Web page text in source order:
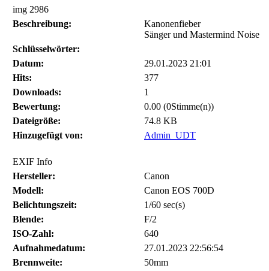
img 2986
Beschreibung:
Kanonenfieber
Sänger und Mastermind Noise
Schlüsselwörter:
Datum:
29.01.2023 21:01
Hits:
377
Downloads:
1
Bewertung:
0.00 (0Stimme(n))
Dateigröße:
74.8 KB
Hinzugefügt von:
Admin_UDT
EXIF Info
Hersteller:
Canon
Modell:
Canon EOS 700D
Belichtungszeit:
1/60 sec(s)
Blende:
F/2
ISO-Zahl:
640
Aufnahmedatum:
27.01.2023 22:56:54
Brennweite:
50mm